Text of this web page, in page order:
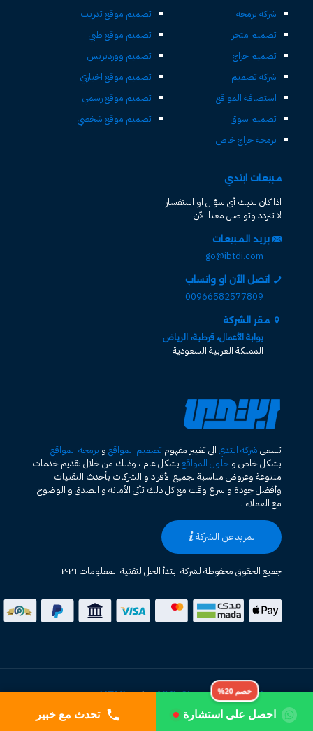
شركة برمجة
تصميم متجر
تصميم حراج
شركة تصميم
استضافة المواقع
تصميم سوق
برمجة حراج خاص
تصميم موقع تدريب
تصميم موقع طبي
تصميم ووردبريس
تصميم موقع اخباري
تصميم موقع رسمي
تصميم موقع شخصي
مبيعات ابتدي
اذا كان لديك أى سؤال او استفسار
لا تتردد وتواصل معنا الآن
بريد المبيعات
go@ibtdi.com
اتصل الآن او واتساب
00966582577809
مقر الشركة
بوابة الأعمال، قرطبة، الرياض
المملكة العربية السعودية
خصم 20%
احصل على استشارة تحدث مع خبير
تسعى شركة ابتدي الى تغيير مفهوم تصميم المواقع و برمجة المواقع
بشكل خاص و حلول المواقع بشكل عام ، وذلك من خلال تقديم خدمات
متنوعة وعروض مناسبة لجميع الأفراد و الشركات بأحدث التقنيات
وأفضل جودة واسرع وقت مع كل ذلك تأتى الأمانة و الصدق و الوضوح
مع العملاء .
المزيد عن الشركة
جميع الحقوق محفوظة لشركة ابتدأ الحل لتقنية المعلومات ٢٠٢٦
خريطة الموقع HTML | XML Sitemap